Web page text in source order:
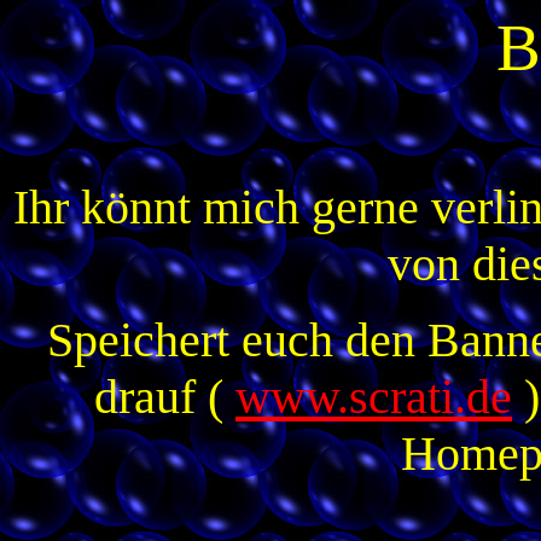
Ihr könnt mich gerne
von
Speichert euch den
drauf (www.scrati.de)